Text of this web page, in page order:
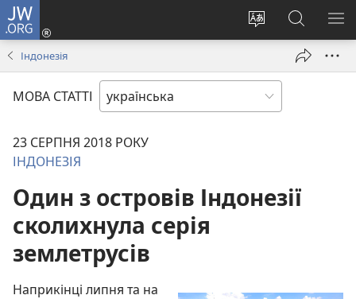
JW.ORG
Змінити
Увійти
(відкривається
вікні)
Пошук
на
сайті
Індонезія
МОВА СТАТТІ
23 СЕРПНЯ 2018 РОКУ
ІНДОНЕЗІЯ
Один з островів Індонезії
сколихнула серія
землетрусів
Наприкінці липня та на